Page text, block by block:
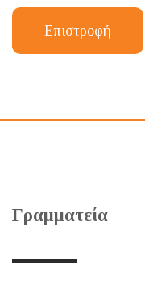
Επιστροφή
Γραμματεία